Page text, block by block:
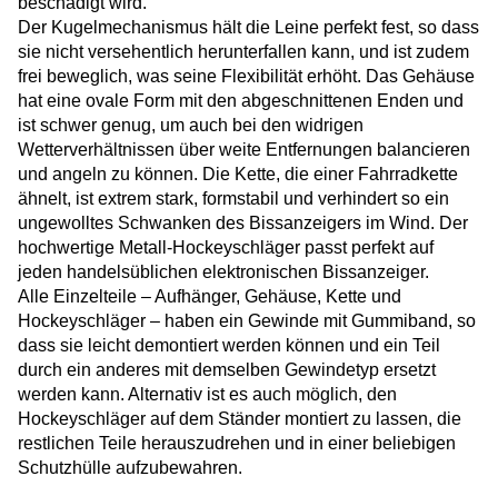
Der Kugelmechanismus hält die Leine perfekt fest, so dass
sie nicht versehentlich herunterfallen kann, und ist zudem
frei beweglich, was seine Flexibilität erhöht. Das Gehäuse
hat eine ovale Form mit den abgeschnittenen Enden und
ist schwer genug, um auch bei den widrigen
Wetterverhältnissen über weite Entfernungen balancieren
und angeln zu können. Die Kette, die einer Fahrradkette
ähnelt, ist extrem stark, formstabil und verhindert so ein
ungewolltes Schwanken des Bissanzeigers im Wind. Der
hochwertige Metall-Hockeyschläger passt perfekt auf
jeden handelsüblichen elektronischen Bissanzeiger.
Alle Einzelteile – Aufhänger, Gehäuse, Kette und
Hockeyschläger – haben ein Gewinde mit Gummiband, so
dass sie leicht demontiert werden können und ein Teil
durch ein anderes mit demselben Gewindetyp ersetzt
werden kann. Alternativ ist es auch möglich, den
Hockeyschläger auf dem Ständer montiert zu lassen, die
restlichen Teile herauszudrehen und in einer beliebigen
Schutzhülle aufzubewahren.